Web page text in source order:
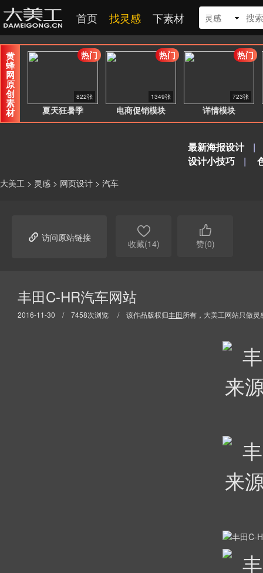
首页 找灵感 下素材 灵感
黄
蜂
网
原
创
素
材 夏天狂暑季
822张
热门
电商促销模块
1349张
热门
详情模块
723张
热门
最新海报设计
|
设计小技巧
|
大美工 > 灵感 > 网页设计 > 汽车
 访问原站链接 
收藏(14)

赞(0)
丰田C-HR汽车网站
2016-11-30 / 7458次浏览 / 该作品版权归丰田所有，大美工网站只做